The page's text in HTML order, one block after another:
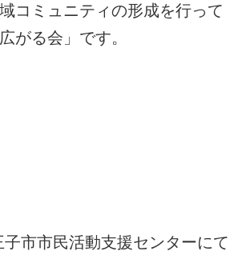
コミュニティの形成を行って
がる会」です。
市市民活動支援センターにて